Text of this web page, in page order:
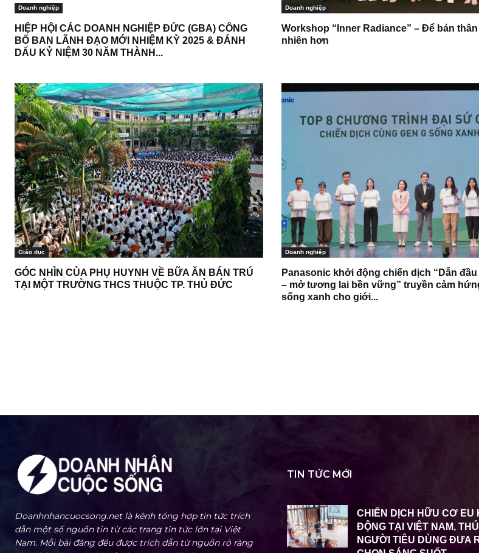
Doanh nghiệp
HIỆP HỘI CÁC DOANH NGHIỆP ĐỨC (GBA) CÔNG
BỐ BAN LÃNH ĐẠO MỚI NHIỆM KỲ 2025 & ĐÁNH
DẤU KỶ NIỆM 30 NĂM THÀNH...
Doanh nghiệp
Workshop “Inner Radiance” – Để bản
nhiên hơn
Giáo dục
GÓC NHÌN CỦA PHỤ HUYNH VỀ BỮA ĂN BÁN TRÚ
TẠI MỘT TRƯỜNG THCS THUỘC TP. THỦ ĐỨC
Doanh nghiệp
Panasonic khởi động chiến dịch “Dẫn
– mở tương lai bền vững” truyền cảm
sống xanh cho giới...
Doanhnhancuocsong.net là kênh tổng hợp tin tức trích
dẫn một số nguồn tin từ các trang tin tức lớn tại Việt
Nam. Mỗi bài đăng đều được trích dẫn từ nguồn rõ ràng
TIN TỨC MỚI
CHIẾN DỊCH HỮU CƠ EU
ĐỘNG TẠI VIỆT NAM,
NGƯỜI TIÊU DÙNG ĐƯA